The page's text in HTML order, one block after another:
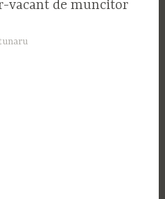
vacant de muncitor